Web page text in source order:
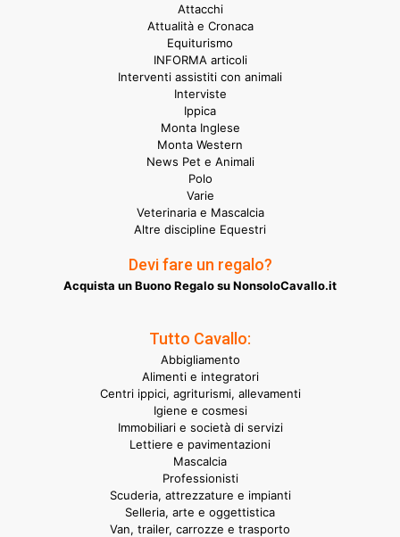
Attacchi
Attualità e Cronaca
Equiturismo
INFORMA articoli
Interventi assistiti con animali
Interviste
Ippica
Monta Inglese
Monta Western
News Pet e Animali
Polo
Varie
Veterinaria e Mascalcia
Altre discipline Equestri
Devi fare un regalo?
Acquista un Buono Regalo su NonsoloCavallo.it
Tutto Cavallo:
Abbigliamento
Alimenti e integratori
Centri ippici, agriturismi, allevamenti
Igiene e cosmesi
Immobiliari e società di servizi
Lettiere e pavimentazioni
Mascalcia
Professionisti
Scuderia, attrezzature e impianti
Selleria, arte e oggettistica
Van, trailer, carrozze e trasporto